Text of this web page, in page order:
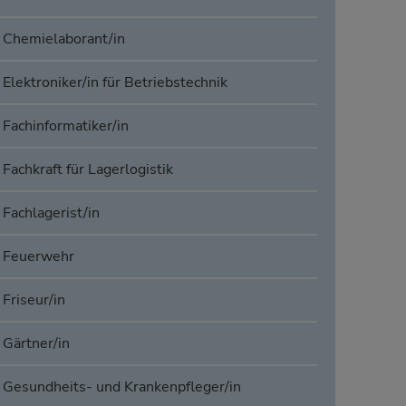
Chemielaborant/in
Elektroniker/in für Betriebstechnik
Fachinformatiker/in
Fachkraft für Lagerlogistik
Fachlagerist/in
Feuerwehr
Friseur/in
Gärtner/in
Gesundheits- und Krankenpfleger/in